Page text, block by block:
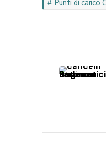
Punti di carico
articoli